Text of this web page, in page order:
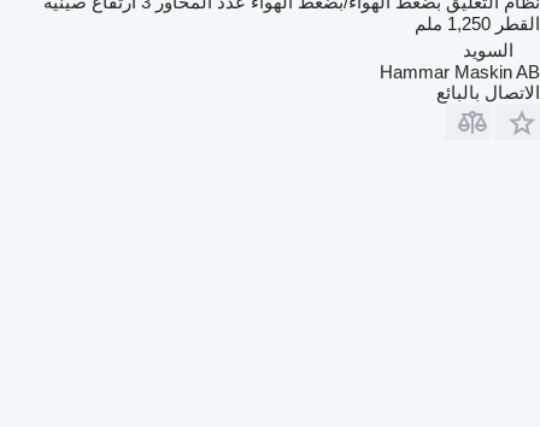
القطر 1,250 ملم
السويد
Hammar Maskin AB
الاتصال بالبائع